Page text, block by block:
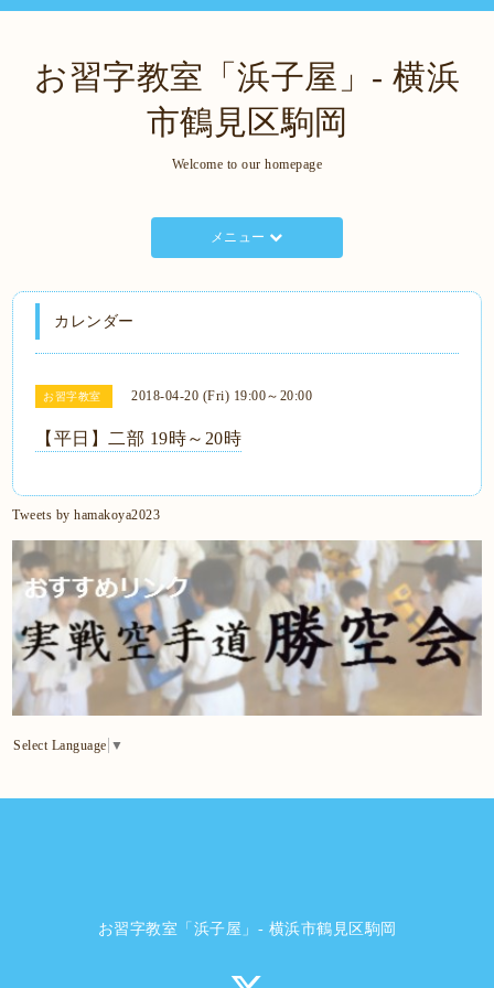
お習字教室「浜子屋」- 横浜
市鶴見区駒岡
Welcome to our homepage
メニュー
カレンダー
お習字教室 2018-04-20 (Fri) 19:00～20:00
【平日】二部 19時～20時
Tweets by hamakoya2023
Select Language ▼
お習字教室「浜子屋」- 横浜市鶴見区駒岡